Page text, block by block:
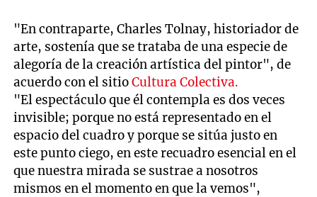
"En contraparte, Charles Tolnay, historiador de
arte, sostenía que se trataba de una especie de
alegoría de la creación artística del pintor", de
acuerdo con el sitioCultura Colectiva.
"El espectáculo que él contempla es dos veces
invisible; porque no está representado en el
espacio del cuadro y porque se sitúa justo en
este punto ciego, en este recuadro esencial en el
que nuestra mirada se sustrae a nosotros
mismos en el momento en que la vemos",